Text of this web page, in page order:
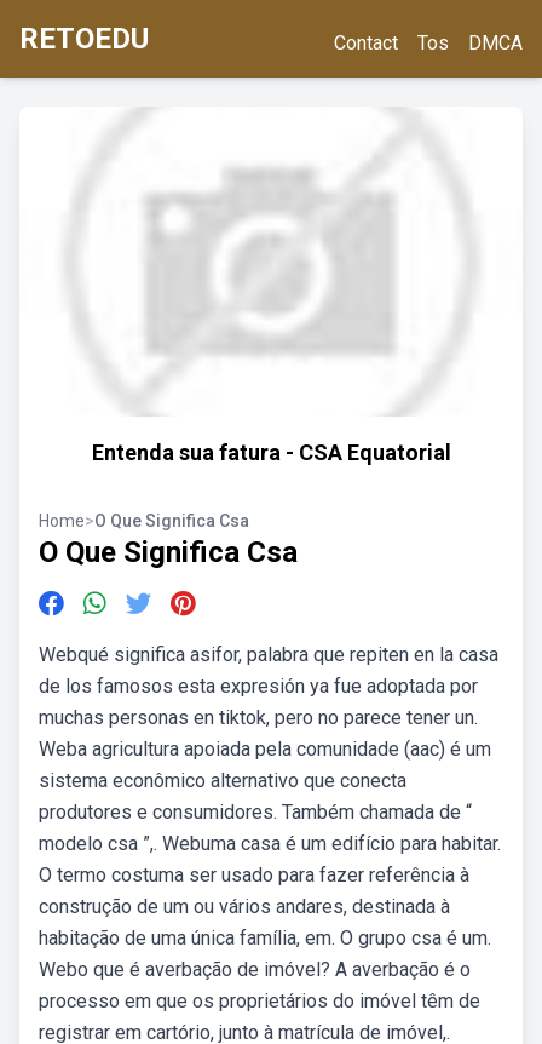
RETOEDU Contact Tos DMCA
Entenda sua fatura - CSA Equatorial
Home>O Que Significa Csa
O Que Significa Csa
Webqué significa asifor, palabra que repiten en la casa
de los famosos esta expresión ya fue adoptada por
muchas personas en tiktok, pero no parece tener un.
Weba agricultura apoiada pela comunidade (aac) é um
sistema econômico alternativo que conecta
produtores e consumidores. Também chamada de “
modelo csa ”,. Webuma casa é um edifício para habitar.
O termo costuma ser usado para fazer referência à
construção de um ou vários andares, destinada à
habitação de uma única família, em. O grupo csa é um.
Webo que é averbação de imóvel? A averbação é o
processo em que os proprietários do imóvel têm de
registrar em cartório, junto à matrícula de imóvel,.